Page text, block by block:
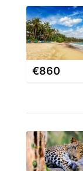
€860